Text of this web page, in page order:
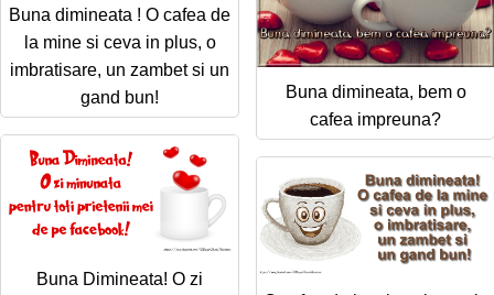
Buna dimineata ! O cafea de
la mine si ceva in plus, o
imbratisare, un zambet si un
gand bun!
Buna dimineata, bem o
cafea impreuna?
Buna Dimineata! O zi